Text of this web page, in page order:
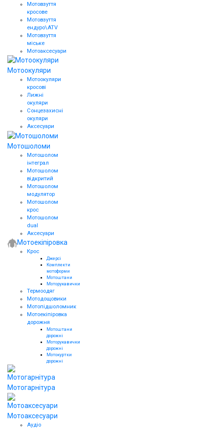
Мотовзуття
кросове
Мотовзуття
ендуро\АТV
Мотовзуття
міське
Мотоаксесуари
Мотоокуляри
Мотоокуляри
кросові
Лижні
окуляри
Сонцезахисні
окуляри
Аксесуари
Мотошоломи
Мотошолом
інтеграл
Мотошолом
відкритий
Мотошолом
модулятор
Мотошолом
крос
Мотошолом
dual
Аксесуари
Мотоекіпіровка
Крос
Джерсі
Комплекти
мотоформи
Мотоштани
Моторукавички
Термоодяг
Мотодощовики
Мотопідшоломник
Мотоекіпіровка
дорожня
Мотоштани
дорожні
Моторукавички
дорожні
Мотокуртки
дорожні
Мотогарнітура
Мотоаксесуари
Аудіо